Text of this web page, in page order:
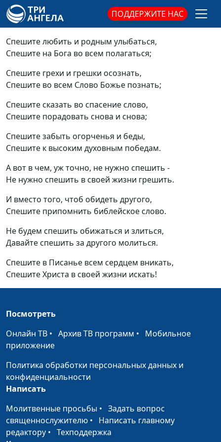
ПОДДЕРЖИТЕ НАС
Спешите любить и родным улыбаться,
Спешите на Бога во всем полагаться;
Спешите грехи и грешки осознать,
Спешите во всем Слово Божье познать;
Спешите сказать во спасение слово,
Спешите порадовать снова и снова;
Спешите забыть огорченья и беды,
Спешите к высоким духовным победам.
А вот в чем, уж точно, не нужно спешить -
Не нужно спешить в своей жизни грешить.
И вместо того, чтоб обидеть другого,
Спешите припомнить библейское слово.
Не будем спешить обижаться и злиться,
Давайте спешить за другого молиться.
Спешите в Писанье всем сердцем вникать,
Спешите Христа в своей жизни искать!
Посмотреть
Онлайн ТВ • Архив ТВ программ • Мобильное
приложение
Политика обработки персональных данных и
конфиденциальности
Написать
Молитвенные просьбы • Задать вопрос
священнослужителю • Написать главному
редактору • Техподдержка